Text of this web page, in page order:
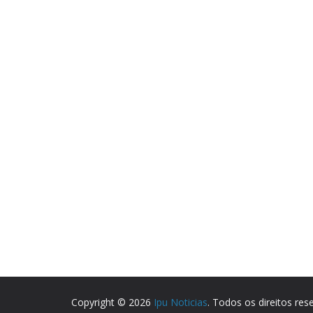
Copyright © 2026 Ipu Noticias. Todos os direitos